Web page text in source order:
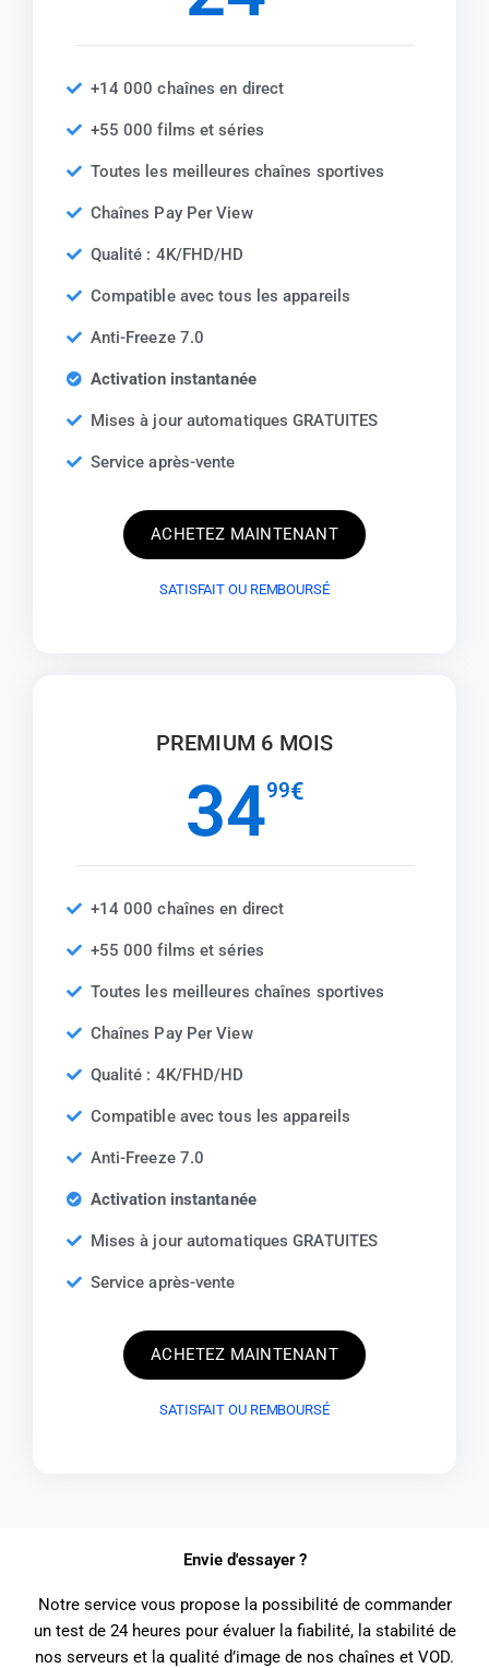
+14 000 chaînes en direct
+55 000 films et séries
Toutes les meilleures chaînes sportives
Chaînes Pay Per View
Qualité : 4K/FHD/HD
Compatible avec tous les appareils
Anti-Freeze 7.0
Activation instantanée
Mises à jour automatiques GRATUITES
Service après-vente
ACHETEZ MAINTENANT
SATISFAIT OU REMBOURSÉ
PREMIUM 6 MOIS
3499€
+14 000 chaînes en direct
+55 000 films et séries
Toutes les meilleures chaînes sportives
Chaînes Pay Per View
Qualité : 4K/FHD/HD
Compatible avec tous les appareils
Anti-Freeze 7.0
Activation instantanée
Mises à jour automatiques GRATUITES
Service après-vente
ACHETEZ MAINTENANT
SATISFAIT OU REMBOURSÉ
Envie d'essayer ?
Notre service vous propose la possibilité de commander
un test de 24 heures pour évaluer la fiabilité, la stabilité de
nos serveurs et la qualité d’image de nos chaînes et VOD.